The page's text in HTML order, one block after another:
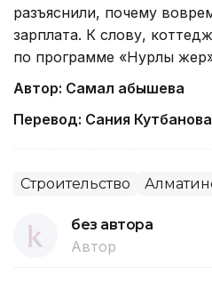
разъяснили, почему
зарплата. К слову,
по программе «Нурлы
Автор: Самал Қабышева
Перевод: Сания Кутбанова
Строительство
без автора
Автор